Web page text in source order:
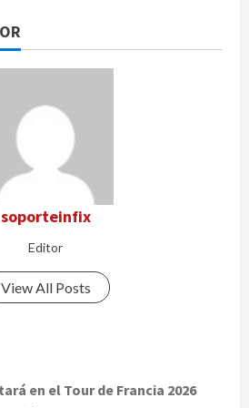
soporteinfix
Editor
View All Posts
en el Tour de Francia 2026